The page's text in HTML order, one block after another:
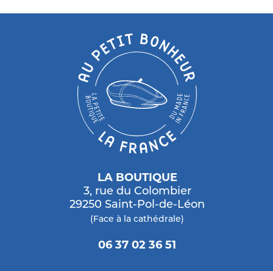
LA BOUTIQUE
3, rue du Colombier
29250 Saint-Pol-de-Léon
(Face à la cathédrale)
06 37 02 36 51